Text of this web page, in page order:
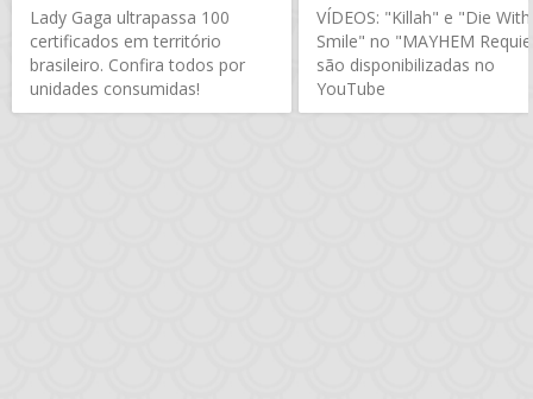
Lady Gaga ultrapassa 100
certificados em território
brasileiro. Confira todos por
unidades consumidas!
VÍDEOS: "Killah" e "Die
Smile" no "MAYHEM
são disponibilizadas no
YouTube